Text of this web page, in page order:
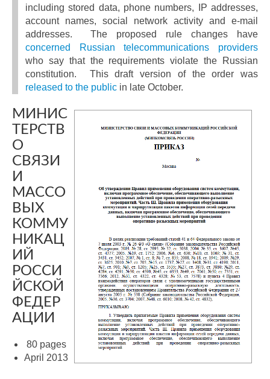
including stored data, phone numbers, IP addresses,
account names, social network activity and e-mail
addresses. The proposed rule changes have
concerned Russian telecommunications providers
who say that the requirements violate the Russian
constitution. This draft version of the order was
released to the public in late October.
МИНИС
ТЕРСТВ
О
СВЯЗИ
И
МАССО
ВЫХ
КОММУ
НИКАЦ
ИЙ
РОССИ
ЙСКОЙ
ФЕДЕР
АЦИИ
80 pages
April 2013